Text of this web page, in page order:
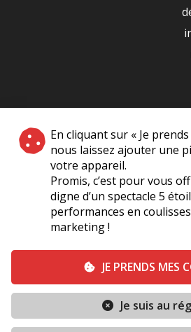
En cliquant sur « Je
nous laissez ajouter une
votre appareil.
Promis, c’est pour vous
digne d’un spectacle 5
performances en
marketing !
JE PRENDS MES
Je suis au
NOS
Plan du site A Propos de Nous
Mentions légales
Conditions générales de